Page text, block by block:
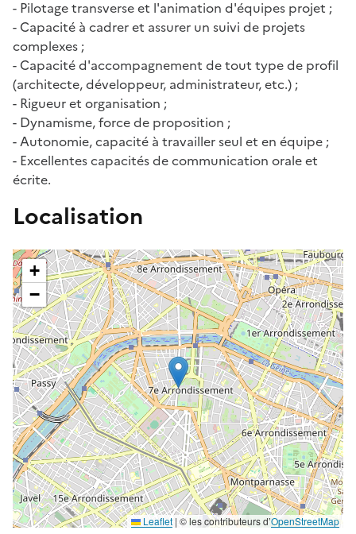
- Pilotage transverse et l'animation d'équipes projet ;
- Capacité à cadrer et assurer un suivi de projets
complexes ;
- Capacité d'accompagnement de tout type de profil
(architecte, développeur, administrateur, etc.) ;
- Rigueur et organisation ;
- Dynamisme, force de proposition ;
- Autonomie, capacité à travailler seul et en équipe ;
- Excellentes capacités de communication orale et
écrite.
Localisation
+
−
Leaflet | ©️️ les contributeurs d’OpenStreetMap